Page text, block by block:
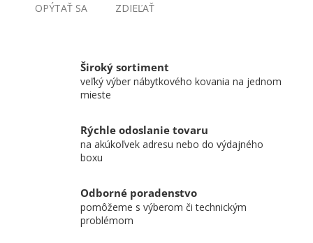
OPÝTAŤ SA ZDIEĽAŤ
Široký sortiment
veľký výber nábytkového kovania na jednom
mieste
Rýchle odoslanie tovaru
na akúkoľvek adresu nebo do výdajného
boxu
Odborné poradenstvo
pomôžeme s výberom či technickým
problémom